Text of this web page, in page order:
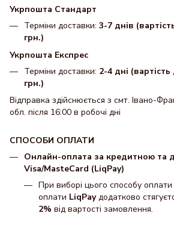
Укрпошта Стандарт
Терміни доставки: 3-7 днів
грн.)
Укрпошта Експрес
Терміни доставки: 2-4 дні
грн.)
Відправка здійснюється з смт. Івано-
обл. після 16:00 в робочі дні
СПОСОБИ ОПЛАТИ
Онлайн-оплата за кредитною та
Visa/MasteCard (LiqPay)
При виборі цього способу
оплати LiqPayдодатково
2% від вартості замовлення.